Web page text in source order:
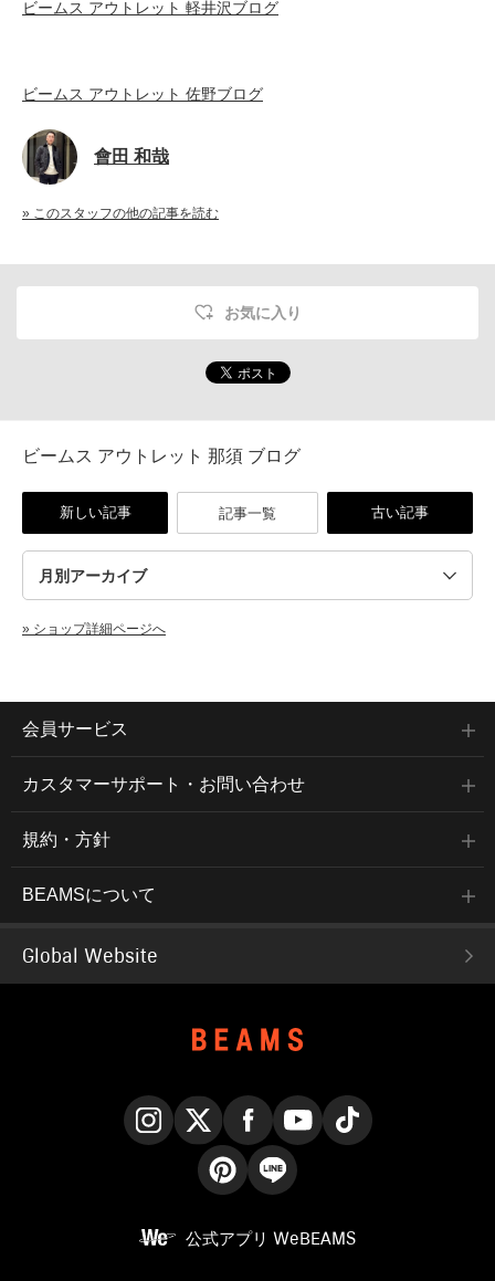
ビームス アウトレット 軽井沢ブログ
ビームス アウトレット 佐野ブログ
會田 和哉
» このスタッフの他の記事を読む
お気に入り
ビームス アウトレット 那須 ブログ
新しい記事 記事一覧 古い記事
» ショップ詳細ページへ
会員サービス
カスタマーサポート・お問い合わせ
規約・方針
BEAMSについて
Global Website
公式アプリ WeBEAMS